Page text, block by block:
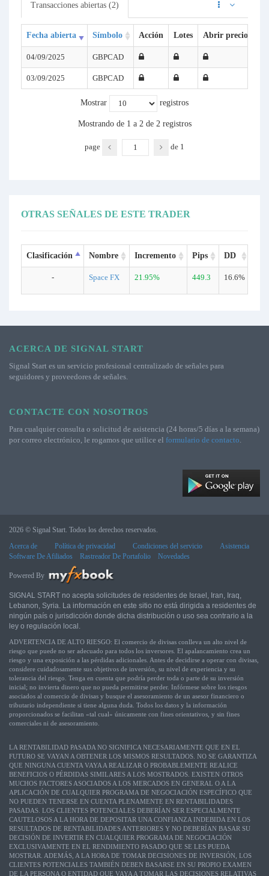
Transacciones abiertas (2)
Fecha abierta Símbolo Acción Lotes Abrir precio
04/09/2025 GBPCAD
03/09/2025 GBPCAD
Mostrar registros
Mostrando de 1 a 2 de 2 registros
page de 1
OTRAS SEÑALES DE ESTE TRADER
Clasificación Nombre Incremento Pips DD
- Space FX 21.95% 449.3 16.6%
ACERCA DE SIGNAL START
Signal Start es un servicio profesional centralizado de señales para
seguidores y proveedores de señales.
CONTACTE CON NOSOTROS
Para cualquier consulta o solicitud de asistencia (24 horas/5 días a la semana)
por correo electrónico, le rogamos que utilice el formulario de contacto.
2026 © Signal Start. Todos los derechos reservados.
Acerca de
Política de privacidad Condiciones del servicio
Asistencia
Software De Afiliados
Rastreador De Portafolio Novedades
Powered By
SIGNAL START no acepta solicitudes de residentes de Israel, Iran, Iraq,
Lebanon, Syria. La información en este sitio no está dirigida a residentes de
ningún país o jurisdicción donde dicha distribución o uso sea contrario a la
ley o regulación local.
ADVERTENCIA DE ALTO RIESGO: El comercio de divisas conlleva un alto nivel de
riesgo que puede no ser adecuado para todos los inversores. El apalancamiento crea un
riesgo y una exposición a las pérdidas adicionales. Antes de decidirse a operar con divisas,
considere cuidadosamente sus objetivos de inversión, su nivel de experiencia y su
tolerancia del riesgo. Tenga en cuenta que podría perder toda o parte de su inversión
inicial; no invierta dinero que no pueda permitirse perder. Infórmese sobre los riesgos
asociados al comercio de divisas y busque el asesoramiento de un asesor financiero o
tributario independiente si tiene alguna duda. Todos los datos y la información
proporcionados se facilitan «tal cual» únicamente con fines orientativos, y sin fines
comerciales ni de asesoramiento.
LA RENTABILIDAD PASADA NO SIGNIFICA NECESARIAMENTE QUE EN EL
FUTURO SE VAYAN A OBTENER LOS MISMOS RESULTADOS. NO SE GARANTIZA
QUE NINGUNA CUENTA VAYA A REALIZAR O PROBABLEMENTE REALICE
BENEFICIOS O PÉRDIDAS SIMILARES A LOS MOSTRADOS. EXISTEN OTROS
MUCHOS FACTORES ASOCIADOS A LOS MERCADOS EN GENERAL O A LA
APLICACIÓN DE CUALQUIER PROGRAMA DE NEGOCIACIÓN ESPECÍFICO QUE
NO PUEDEN TENERSE EN CUENTA PLENAMENTE EN RENTABILIDADES
PASADAS. LOS CLIENTES POTENCIALES DEBERÍAN SER ESPECIALMENTE
CAUTELOSOS A LA HORA DE DEPOSITAR UNA CONFIANZA INDEBIDA EN LOS
RESULTADOS DE RENTABILIDADES ANTERIORES Y NO DEBERÍAN BASAR SU
DECISIÓN DE INVERTIR EN CUALQUIER PROGRAMA DE NEGOCIACIÓN
EXCLUSIVAMENTE EN EL RENDIMIENTO PASADO QUE SE LES PUEDA
MOSTRAR. ADEMÁS, A LA HORA DE TOMAR DECISIONES DE INVERSIÓN, LOS
CLIENTES POTENCIALES TAMBIÉN DEBEN BASARSE EN SU PROPIO EXAMEN
DE LA PERSONA O ENTIDAD QUE VAYA A TOMAR LAS DECISIONES RELATIVAS